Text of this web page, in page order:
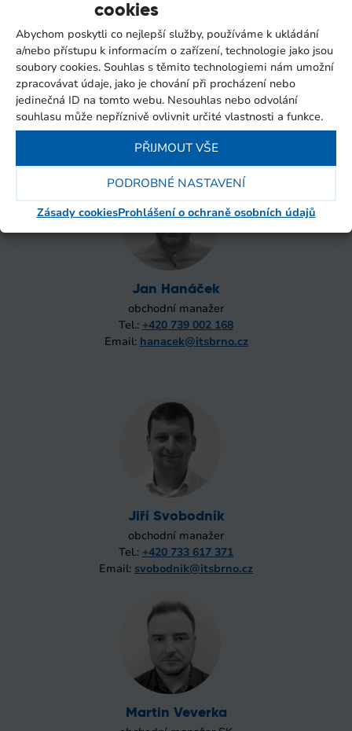
cookies
Abychom poskytli co nejlepší služby, používáme k ukládání
a/nebo přístupu k informacím o zařízení, technologie jako jsou
soubory cookies. Souhlas s těmito technologiemi nám umožní
zpracovávat údaje, jako je chování při procházení nebo
jedinečná ID na tomto webu. Nesouhlas nebo odvolání
souhlasu může nepříznivě ovlivnit určité vlastnosti a funkce.
PŘIJMOUT VŠE
PODROBNÉ NASTAVENÍ
Zásady cookiesProhlášení o ochraně osobních údajů
Tomáš Purkert
obchodní manažer
Tel.:+420 730 800 820
Email:purkert@itsbrno.cz
Jan Hanáček
obchodní manažer
Tel.: +420 739 002 168
Email: hanacek@itsbrno.cz
Jiří Svobodník
obchodní manažer
Tel.: +420 733 617 371
Email: svobodnik@itsbrno.cz
Martin Veverka